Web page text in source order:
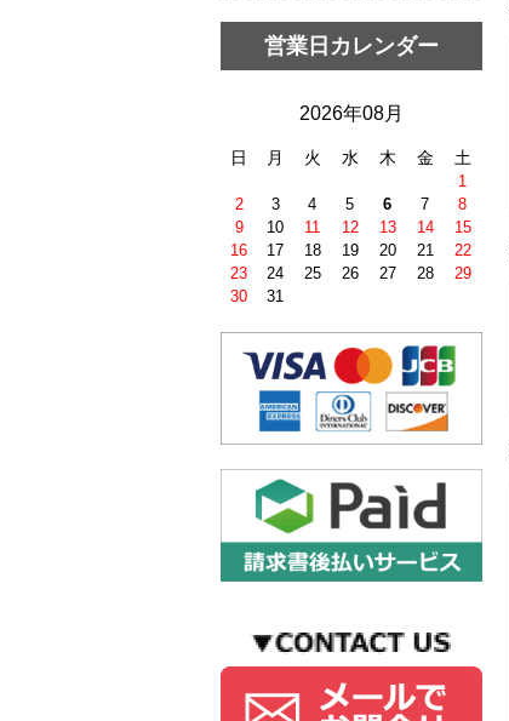
営業日カレンダー
2026年08月
日 月 火 水 木 金 土
1
2
3 4 5 6 7
8
9
10 11 12 13 14
15
16
17 18 19 20 21
22
23
24 25 26 27 28
29
30
31